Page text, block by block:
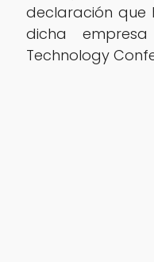
declaración que
dicha
Technology